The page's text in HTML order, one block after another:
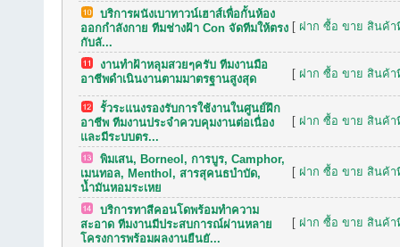
บริการผนังเบาทาวน์เฮาส์เพื่อกั้นห้อง
ออกกำลังกาย ทีมช่างฝ้า Con จัดทีมให้ตรง
กับลั...
[ ฝาก ซื้อ ขาย สินค้า
งานทำฝ้าหลุมสวยๆครับ ทีมงานมือ
อาชีพดำเนินงานตามมาตรฐานสูงสุด
[ ฝาก ซื้อ ขาย สินค้า
รั้วระแนงรองรับการใช้งานในศูนย์ฝึก
อาชีพ ทีมงานประจำควบคุมงานต่อเนื่อง
และมีระบบตร...
[ ฝาก ซื้อ ขาย สินค้า
พิมเสน, Borneol, การบูร, Camphor,
เมนทอล, Menthol, สารสุคนธบำบัด,
น้ำมันหอมระเหย
[ ฝาก ซื้อ ขาย สินค้า
บริการทาสีคอนโดพร้อมทำความ
สะอาด ทีมงานมีประสบการณ์ผ่านหลาย
โครงการพร้อมผลงานยืนยั...
[ ฝาก ซื้อ ขาย สินค้า